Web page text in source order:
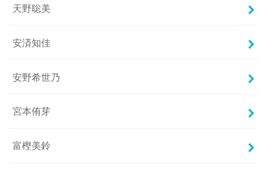
天野聡美
安済知佳
安野希世乃
宮本侑芽
富樫美鈴